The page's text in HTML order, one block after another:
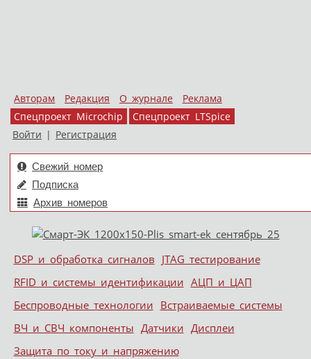
Авторам Редакция О журнале
Реклама
Спецпроект Microchip
Спецпроект LTSpice
Войти | Регистрация
Свежий номер
Подписка
Архив номеров
Меню
Skip to content
DSP и обработка сигналов JTAG тестирование
RFID и системы идентификации АЦП и ЦАП
Беспроводные технологии Встраиваемые системы
ВЧ и СВЧ компоненты Датчики Дисплеи
Защита по току и напряжению